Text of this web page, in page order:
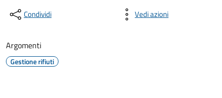
Condividi Vedi azioni
Argomenti
Gestione rifiuti